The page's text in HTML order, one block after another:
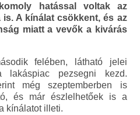
hatással voltak az
A kínálat csökkent, és az
miatt a vevők a kivárás
felében, látható jelei
pezsegni kezd.
még szeptemberben is
és már észlelhetőek is a
kínálatot illeti.